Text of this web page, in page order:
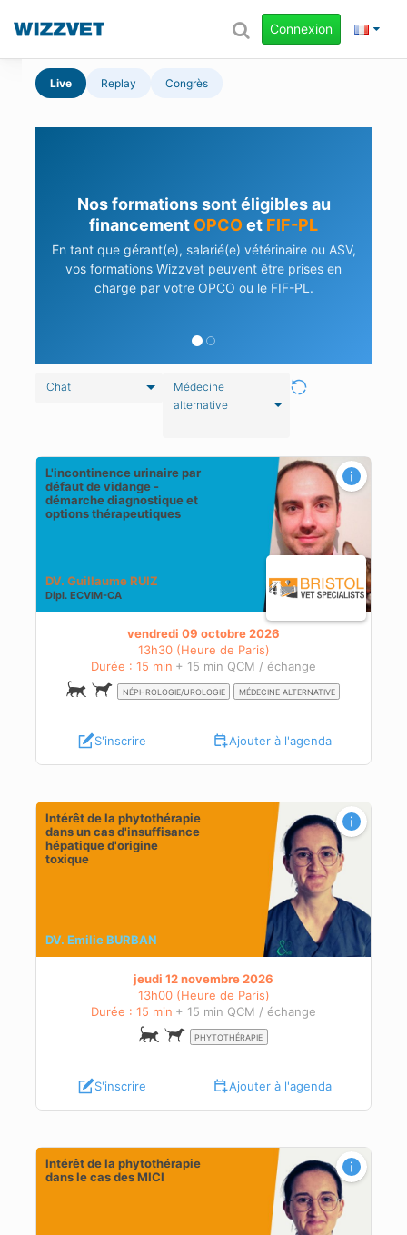
Connexion
Live Replay Congrès
Nos formations sont éligibles au
financement OPCOet FIF-PL
En tant que gérant(e), salarié(e) vétérinaire ou ASV,
vos formations Wizzvet peuvent être prises en
charge par votre OPCO ou le FIF-PL.
Chat
Médecine
alternative
L'incontinence urinaire par
défaut de vidange -
démarche diagnostique et
options thérapeutiques
DV. Guillaume RUIZ
Dipl. ECVIM-CA
vendredi 09 octobre 2026
13h30 (Heure de Paris)
Durée : 15 min + 15 min QCM / échange
NÉPHROLOGIE/UROLOGIE MÉDECINE ALTERNATIVE
S'inscrire Ajouter à l'agenda
Intérêt de la phytothérapie
dans un cas d'insuffisance
hépatique d'origine
toxique
DV. Emilie BURBAN
jeudi 12 novembre 2026
13h00 (Heure de Paris)
Durée : 15 min + 15 min QCM / échange
PHYTOTHÉRAPIE
S'inscrire Ajouter à l'agenda
Intérêt de la phytothérapie
dans le cas des MICI